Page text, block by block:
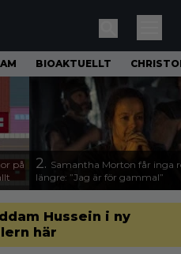
BIOAKTUELLT
på
2. Samantha Morton får inga
längre: ”Jag är för gammal”
Hussein i ny
här